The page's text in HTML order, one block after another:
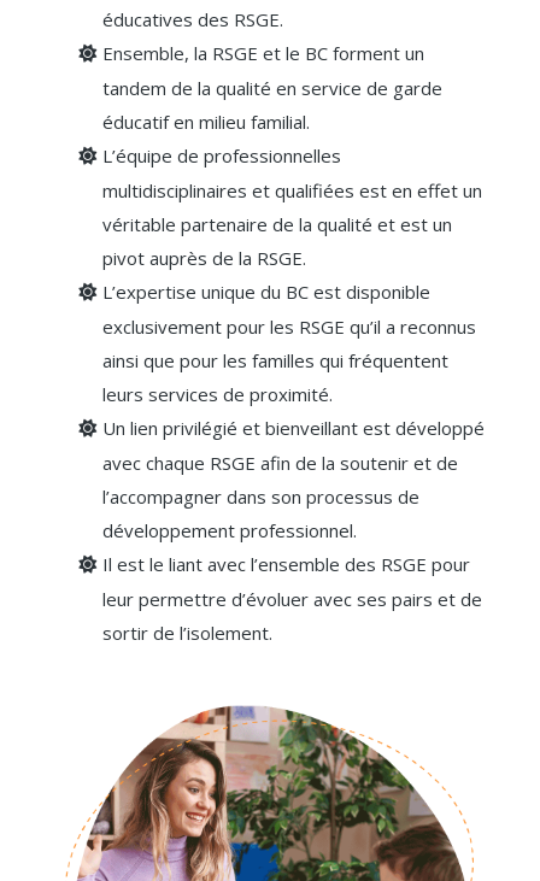
éducatives des RSGE.
Ensemble, la RSGE et le BC forment un
tandem de la qualité en service de garde
éducatif en milieu familial.
L’équipe de professionnelles
multidisciplinaires et qualifiées est en effet un
véritable partenaire de la qualité et est un
pivot auprès de la RSGE.
L’expertise unique du BC est disponible
exclusivement pour les RSGE qu’il a reconnus
ainsi que pour les familles qui fréquentent
leurs services de proximité.
Un lien privilégié et bienveillant est développé
avec chaque RSGE afin de la soutenir et de
l’accompagner dans son processus de
développement professionnel.
Il est le liant avec l’ensemble des RSGE pour
leur permettre d’évoluer avec ses pairs et de
sortir de l’isolement.